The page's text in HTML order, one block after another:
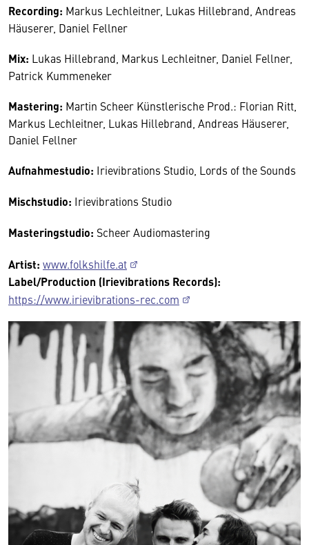
Recording: Markus Lechleitner, Lukas Hillebrand, Andreas
Häuserer, Daniel Fellner
Mix: Lukas Hillebrand, Markus Lechleitner, Daniel Fellner,
Patrick Kummeneker
Mastering: Martin Scheer Künstlerische Prod.: Florian Ritt,
Markus Lechleitner, Lukas Hillebrand, Andreas Häuserer,
Daniel Fellner
Aufnahmestudio: Irievibrations Studio, Lords of the Sounds
Mischstudio: Irievibrations Studio
Masteringstudio: Scheer Audiomastering
Artist: www.folkshilfe.at
Label/Production (Irievibrations Records):
https://www.irievibrations-rec.com